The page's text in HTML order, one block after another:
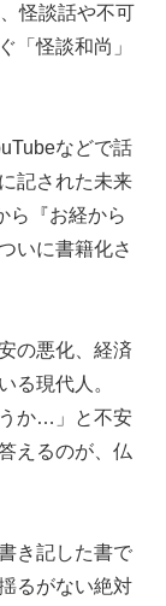
怪談話や不可
「怪談和尚」
などで話
記された未来
ら『お経から
いに書籍化さ
の悪化、経済
る現代人。
うか…」と不安
えるのが、仏
き記した書で
るがない絶対